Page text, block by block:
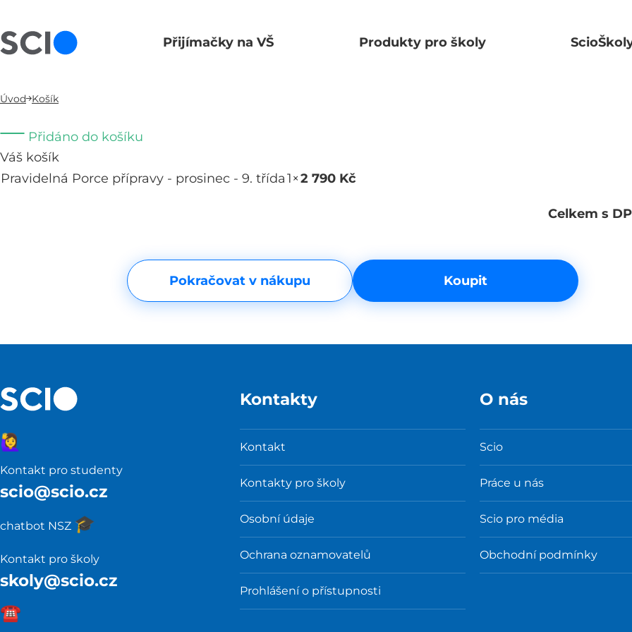
Přijímačky na VŠ Produkty pro školy
Úvod Košík
Přidáno do košíku
Váš košík
Pravidelná Porce přípravy - prosinec - 9. třída1×2 790 Kč
Celkem s
Pokračovat v nákupu Koupit
Kontakt pro studenty
scio@scio.cz
chatbot NSZ 🎓️
🙋‍♀️
Kontakt pro školy
skoly@scio.cz
☎️️
Kontakty
Kontakt
Kontakty pro školy
Osobní údaje
Ochrana oznamovatelů
Prohlášení o přístupnosti
O nás
Scio
Práce u nás
Scio pro média
Obchodní podmínky